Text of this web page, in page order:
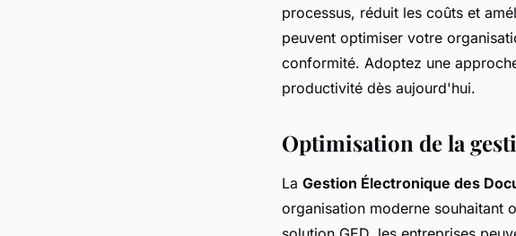
processus, réduit les coûts et
peuvent optimiser votre
conformité. Adoptez une
productivité dès aujourd'hui.
Optimisation de la
La Gestion Électronique des
organisation moderne souhaitant